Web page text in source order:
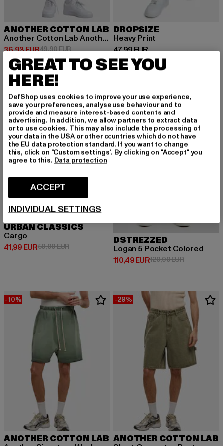
ANOTHER COTTON LAB
Another Cotton Lab Another Waffle Short Pants
36,93 EUR
Ajankohtainen hinta: 36,93 EUR
49,90 EURKampanjahinta: 49,90 EUR
DROPSIZE
Heavy Print
47,99 EUR
Ajankohtainen hinta: 47,99 EUR
UUSI -30%
URBAN CLASSICS
Cargo
41,99 EUR
Ajankohtainen hinta: 41,99 EUR
59,99 EURKampanjahinta: 59,99 EUR
DSTREZZED
Logan 5 Pocket Colored
110,49 EUR
Ajankohtainen hinta: 110,49 EUR
129,99 EUR
-10%
ANOTHER COTTON LAB
-29%
ANOTHER COTTON LAB
GREAT TO SEE YOU
HERE!
DefShop uses cookies to improve your use experience,
save your preferences, analyse use behaviour and to
provide and measure interest-based contents and
advertising. In addition, we allow partners to extract data
or to use cookies. This may also include the processing of
your data in the USA or other countries which do not have
the EU data protection standard. If you want to change
this, click on "Custom settings". By clicking on "Accept" you
agree to this. Data protection
ACCEPT
INDIVIDUAL SETTINGS